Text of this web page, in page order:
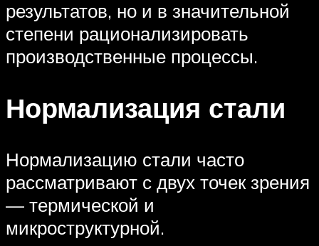
результатов, но и в значительной
степени рационализировать
производственные процессы.
Нормализация стали
Нормализацию стали часто
рассматривают с двух точек зрения
— термической и
микроструктурной.